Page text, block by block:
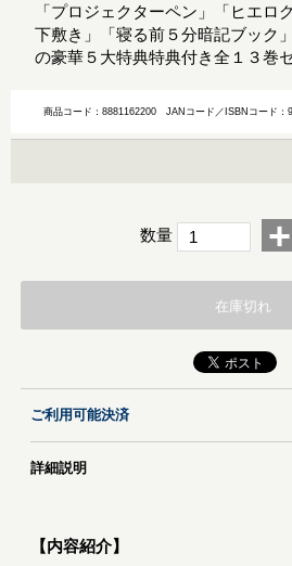
「プロジェクターペン」「ヒエロ
下敷き」「寝る前５分暗記ブック
の豪華５大特典特典付き全１３巻セ
商品コード：8881162200JANコード／ISBNコード：
数量 +
在庫切れ
ご利用可能決済
詳細説明
【内容紹介】